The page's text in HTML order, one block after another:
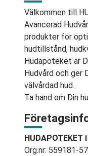
Välkommen till
Avancerad
produkter för
hudtillstånd,
Hudapoteket är
Hudvård och ger
välvårdad hud.
Ta hand om Din
Org.nr: 559181-